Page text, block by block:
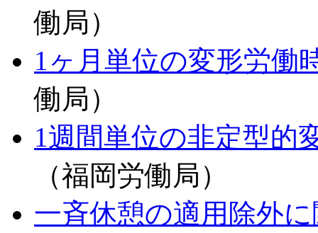
働局）
1ヶ月単位の変形労働
働局）
1週間単位の非定型的
（福岡労働局）
一斉休憩の適用除外